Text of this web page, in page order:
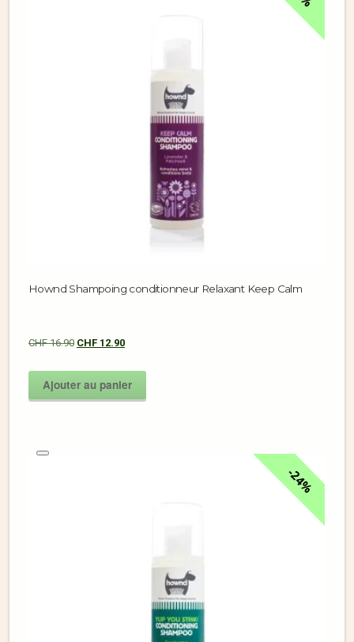
Hownd Shampoing conditionneur Relaxant Keep Calm
CHF16.90 CHF 12.90
Ajouter au panier
24%